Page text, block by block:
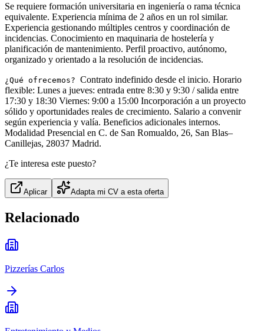
Se requiere formación universitaria en ingeniería o rama técnica
equivalente. Experiencia mínima de 2 años en un rol similar.
Experiencia gestionando múltiples centros y coordinación de
incidencias. Conocimiento en maquinaria de hostelería y
planificación de mantenimiento. Perfil proactivo, autónomo,
organizado y orientado a la resolución de incidencias.
¿Qué ofrecemos? Contrato indefinido desde el inicio. Horario
flexible: Lunes a jueves: entrada entre 8:30 y 9:30 / salida entre
17:30 y 18:30 Viernes: 9:00 a 15:00 Incorporación a un proyecto
sólido y oportunidades reales de crecimiento. Salario a convenir
según experiencia y valía. Beneficios adicionales internos.
Modalidad Presencial en C. de San Romualdo, 26, San Blas–
Canillejas, 28037 Madrid.
¿Te interesa este puesto?
Aplicar Adapta mi CV a esta oferta
Relacionado
Pizzerías Carlos